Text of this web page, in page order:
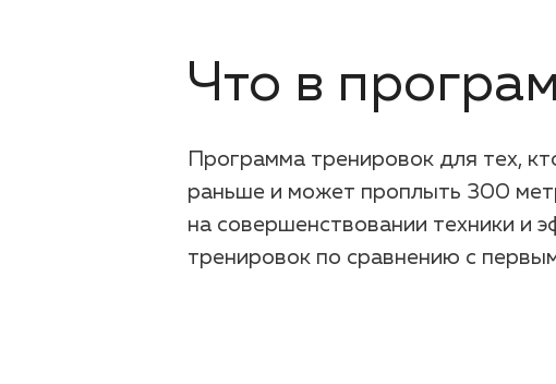
Что в
Программа тренировок для тех,
раньше и может проплыть 300
на совершенствовании техники и
тренировок по сравнению с